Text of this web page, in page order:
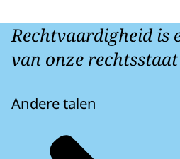
Rechtvaardigheid is
van onze rechtsstaat
Andere talen